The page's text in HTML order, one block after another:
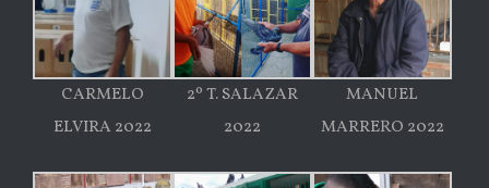
CARMELO
ELVIRA 2022
2º T. SALAZAR
2022
MANUEL
MARRERO 2022